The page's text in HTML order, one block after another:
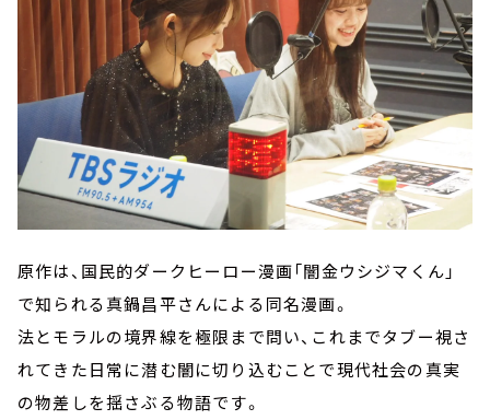
原作は、国民的ダークヒーロー漫画「闇金ウシジマくん」
で知られる真鍋昌平さんによる同名漫画。
法とモラルの境界線を極限まで問い、これまでタブー視さ
れてきた日常に潜む闇に切り込むことで現代社会の真実
の物差しを揺さぶる物語です。